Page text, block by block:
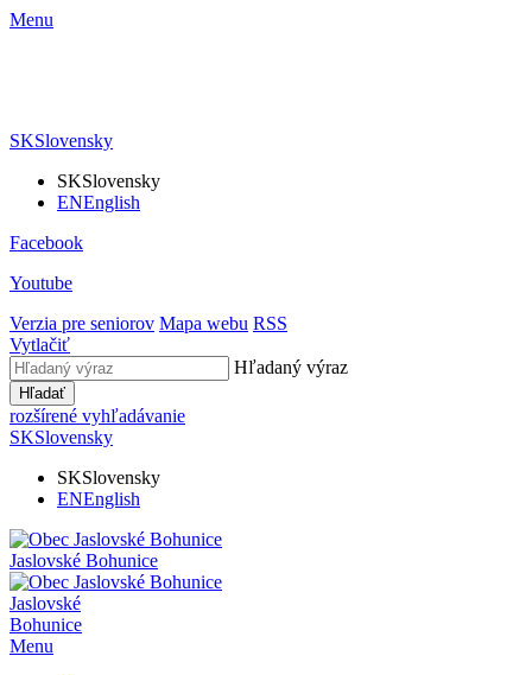
Menu
SKSlovensky
SKSlovensky
ENEnglish
Facebook
Youtube
Verzia pre seniorov Mapa webu RSS
Vytlačiť
Hľadaný výraz
Hľadať
rozšírené vyhľadávanie
SKSlovensky
SKSlovensky
ENEnglish
Jaslovské Bohunice
Jaslovské
Bohunice
Menu